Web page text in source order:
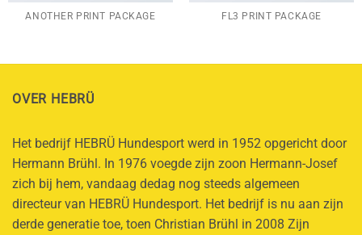
ANOTHER PRINT PACKAGE FL3 PRINT PACKAGE
OVER HEBRÜ
Het bedrijf HEBRÜ Hundesport werd in 1952 opgericht door
Hermann Brühl. In 1976 voegde zijn zoon Hermann-Josef
zich bij hem, vandaag dedag nog steeds algemeen
directeur van HEBRÜ Hundesport. Het bedrijf is nu aan zijn
derde generatie toe, toen Christian Brühl in 2008 Zijn